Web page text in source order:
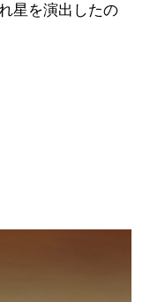
星を演出したの